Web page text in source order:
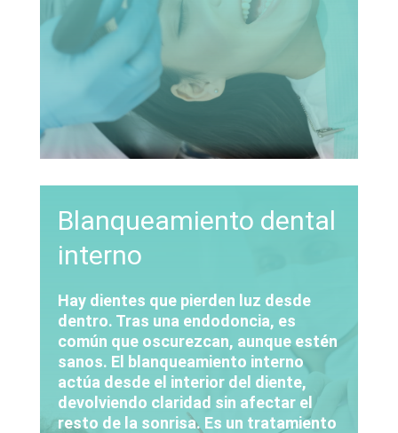
Blanqueamiento dental
interno
Hay dientes que pierden luz desde
dentro. Tras una endodoncia, es
común que oscurezcan, aunque estén
sanos. El blanqueamiento interno
actúa desde el interior del diente,
devolviendo claridad sin afectar el
resto de la sonrisa. Es un tratamiento